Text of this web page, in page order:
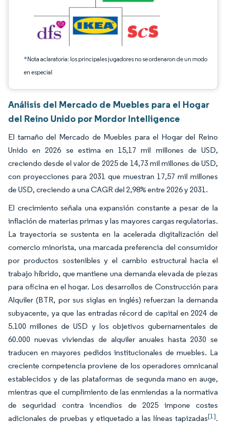
*Nota aclaratoria: los principales jugadores no se ordenaron de un modo
en especial
Análisis del Mercado de Muebles para el Hogar
del Reino Unido por Mordor Intelligence
El tamaño del Mercado de Muebles para el Hogar del Reino
Unido en 2026 se estima en 15,17 mil millones de USD,
creciendo desde el valor de 2025 de 14,73 mil millones de USD,
con proyecciones para 2031 que muestran 17,57 mil millones
de USD, creciendo a una CAGR del 2,98% entre 2026 y 2031.
El crecimiento señala una expansión constante a pesar de la
inflación de materias primas y las mayores cargas regulatorias.
La trayectoria se sustenta en la acelerada digitalización del
comercio minorista, una marcada preferencia del consumidor
por productos sostenibles y el cambio estructural hacia el
trabajo híbrido, que mantiene una demanda elevada de piezas
para oficina en el hogar. Los desarrollos de Construcción para
Alquiler (BTR, por sus siglas en inglés) refuerzan la demanda
subyacente, ya que las entradas récord de capital en 2024 de
5.100 millones de USD y los objetivos gubernamentales de
60.000 nuevas viviendas de alquiler anuales hasta 2030 se
traducen en mayores pedidos institucionales de muebles. La
creciente competencia proviene de los operadores omnicanal
establecidos y de las plataformas de segunda mano en auge,
mientras que el cumplimiento de las enmiendas a la normativa
de seguridad contra incendios de 2025 impone costes
adicionales de pruebas y etiquetado a las líneas tapizadas[1].